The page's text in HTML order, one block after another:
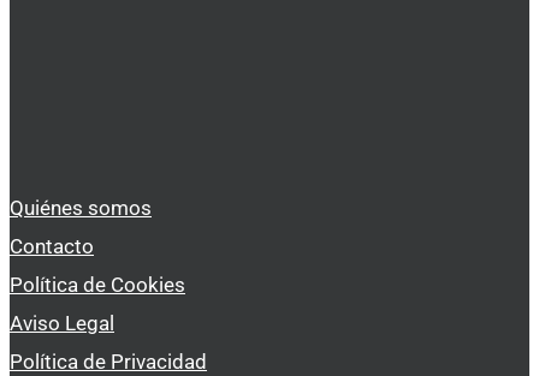
Quiénes somos
Contacto
Política de Cookies
Aviso Legal
Política de Privacidad